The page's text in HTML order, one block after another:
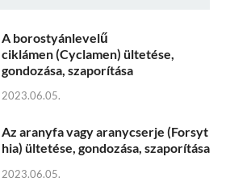
A borostyánlevelű
ciklámen (Cyclamen) ültetése,
gondozása, szaporítása
2023.06.05.
Az aranyfa vagy aranycserje (Forsyt
hia) ültetése, gondozása, szaporítása
2023.06.05.